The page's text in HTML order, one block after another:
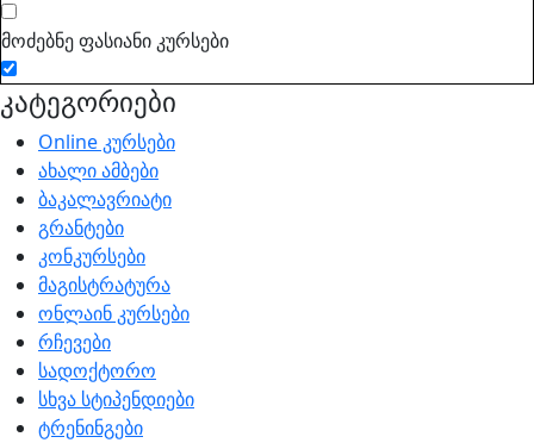
მოძებნე ფასიანი კურსები
კატეგორიები
Online კურსები
ახალი ამბები
ბაკალავრიატი
გრანტები
კონკურსები
მაგისტრატურა
ონლაინ კურსები
რჩევები
სადოქტორო
სხვა სტიპენდიები
ტრენინგები